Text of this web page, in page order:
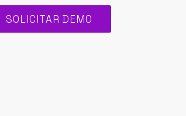
SOLICITAR DEMO